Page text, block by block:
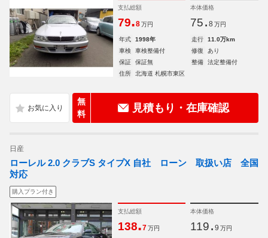
支払総額
79.8 万円
本体価格
75. 8 万円
年式 1998年 走行
11.0万km
車検
車検整備付 修復
あり
保証
保証無 整備
法定整備付
住所
北海道 札幌市東区
無
料
見積もり・在庫確認
日産
ローレル 2.0 クラブS タイプX 自社 ローン 取扱い店 全国
対応
購入プラン付き
支払総額
138.7 万円
本体価格
119. 9 万円